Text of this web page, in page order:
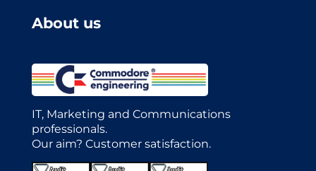
About us
IT, Marketing and Communications
professionals.
Our aim? Customer satisfaction.